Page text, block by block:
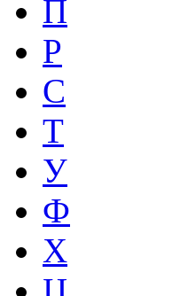
П
Р
С
Т
У
Ф
Х